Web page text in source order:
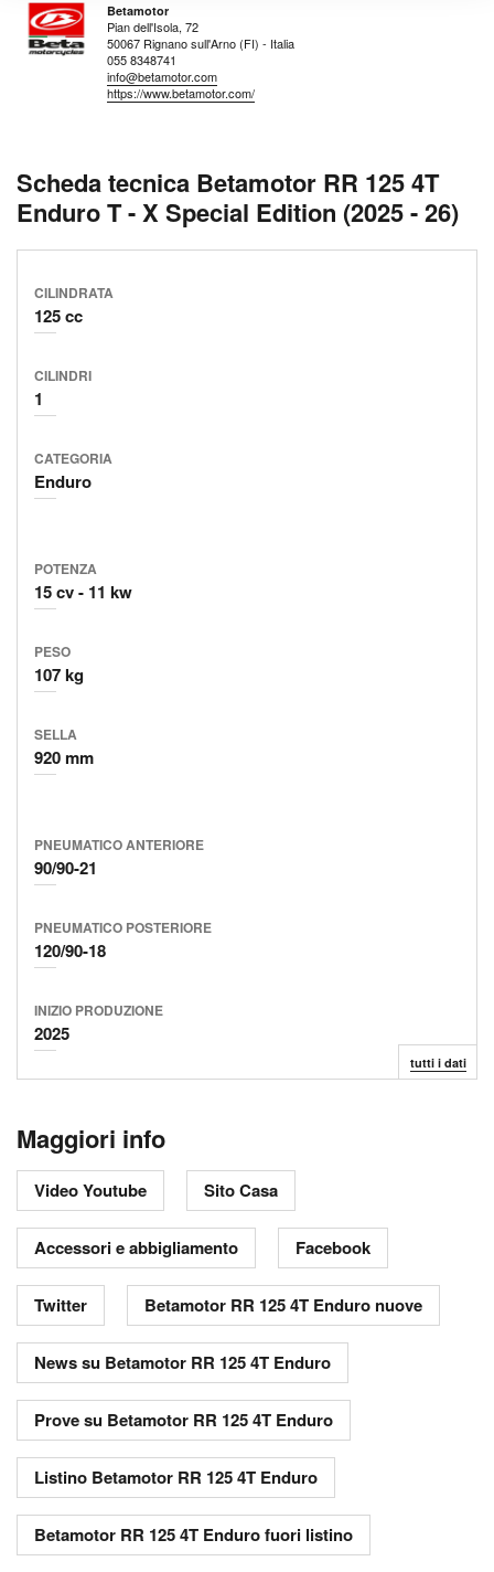
Betamotor
Pian dell'Isola, 72
50067 Rignano sull'Arno (FI) - Italia
055 8348741
info@betamotor.com
https://www.betamotor.com/
Scheda tecnica Betamotor RR 125 4T
Enduro T - X Special Edition (2025 - 26)
CILINDRATA
125 cc
CILINDRI
1
CATEGORIA
Enduro
POTENZA
15 cv 11 kw
PESO
107 kg
SELLA
920 mm
PNEUMATICO ANTERIORE
90/90-21
PNEUMATICO POSTERIORE
120/90-18
INIZIO PRODUZIONE
2025
tutti i dati
Maggiori info
Video Youtube Sito Casa
Accessori e abbigliamento Facebook
Twitter Betamotor RR 125 4T Enduro nuove
News su Betamotor RR 125 4T Enduro
Prove su Betamotor RR 125 4T Enduro
Listino Betamotor RR 125 4T Enduro
Betamotor RR 125 4T Enduro fuori listino